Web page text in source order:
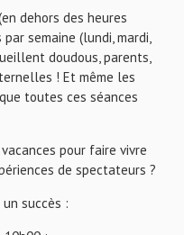
dehors des heures
semaine (lundi, mardi,
doudous, parents,
! Et même les
toutes ces séances
pour faire vivre
de spectateurs ?
succès :